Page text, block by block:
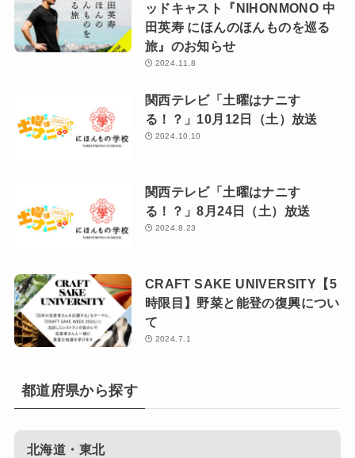
ッドキャスト『NIHONMONO 中
田英寿 にほんのほんものを巡る
旅』のお知らせ
2024.11.8
関西テレビ「土曜はナニす
る！？」10月12日（土）放送
2024.10.10
関西テレビ「土曜はナニす
る！？」8月24日（土）放送
2024.8.23
CRAFT SAKE UNIVERSITY【5
時限目】野菜と能登の復興につい
て
2024.7.1
都道府県から探す
北海道・東北